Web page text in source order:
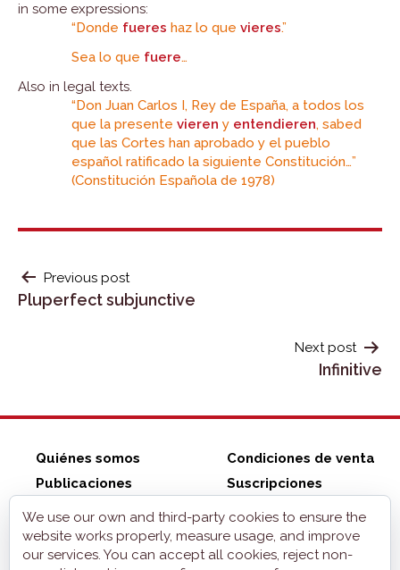
in some expressions:
“Donde fueres haz lo que vieres.”
Sea lo que fuere…
Also in legal texts.
“Don Juan Carlos I, Rey de España, a todos los
que la presente vieren y entendieren, sabed
que las Cortes han aprobado y el pueblo
español ratificado la siguiente Constitución…”
(Constitución Española de 1978)
POST
NAVIGATION
Previous post
Pluperfect subjunctive
Next post
Infinitive
Quiénes somos
Publicaciones
ZonaELE shop
Condiciones de venta
Suscripciones
Contacto
Aviso legal
Privacidad
We use our own and third-party cookies to ensure the
website works properly, measure usage, and improve
our services. You can accept all cookies, reject non-